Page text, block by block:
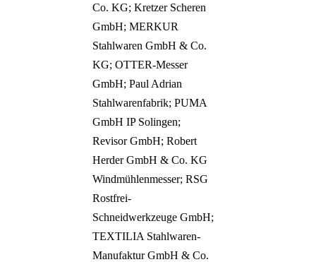
Co. KG; Kretzer Scheren
GmbH; MERKUR
Stahlwaren GmbH & Co.
KG; OTTER-Messer
GmbH; Paul Adrian
Stahlwarenfabrik; PUMA
GmbH IP Solingen;
Revisor GmbH; Robert
Herder GmbH & Co. KG
Windmühlenmesser; RSG
Rostfrei-
Schneidwerkzeuge GmbH;
TEXTILIA Stahlwaren-
Manufaktur GmbH & Co.